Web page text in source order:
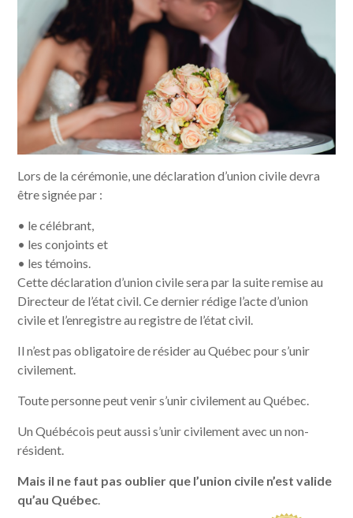
Lors de la cérémonie, une déclaration d’union civile devra
être signée par :
• le célébrant,
• les conjoints et
• les témoins.
Cette déclaration d’union civile sera par la suite remise au
Directeur de l’état civil. Ce dernier rédige l’acte d’union
civile et l’enregistre au registre de l’état civil.
Il n’est pas obligatoire de résider au Québec pour s’unir
civilement.
Toute personne peut venir s’unir civilement au Québec.
Un Québécois peut aussi s’unir civilement avec un non-
résident.
Mais il ne faut pas oublier que l’union civile n’est valide
qu’au Québec.